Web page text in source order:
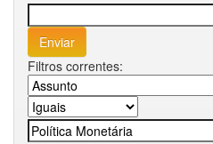
Filtros correntes: